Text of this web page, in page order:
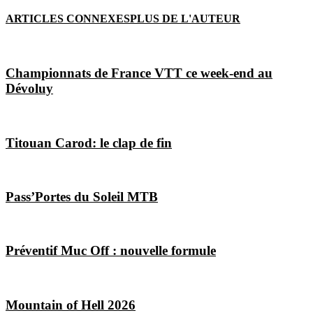
ARTICLES CONNEXESPLUS DE L'AUTEUR
Championnats de France VTT ce week-end au
Dévoluy
Titouan Carod: le clap de fin
Pass’Portes du Soleil MTB
Préventif Muc Off : nouvelle formule
Mountain of Hell 2026